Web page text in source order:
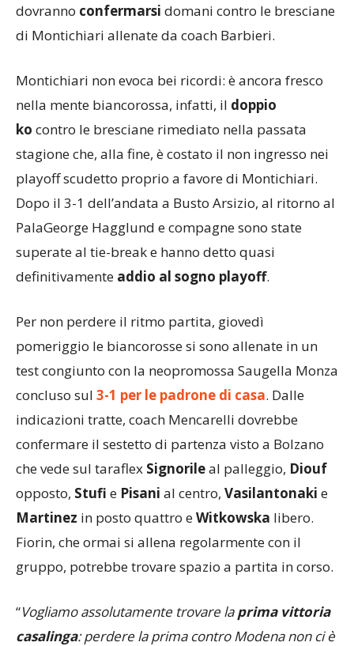
dovranno confermarsi domani contro le bresciane
di Montichiari allenate da coach Barbieri.
Montichiari non evoca bei ricordi: è ancora fresco
nella mente biancorossa, infatti, il doppio
ko contro le bresciane rimediato nella passata
stagione che, alla fine, è costato il non ingresso nei
playoff scudetto proprio a favore di Montichiari.
Dopo il 3-1 dell’andata a Busto Arsizio, al ritorno al
PalaGeorge Hagglund e compagne sono state
superate al tie-break e hanno detto quasi
definitivamente addio al sogno playoff.
Per non perdere il ritmo partita, giovedì
pomeriggio le biancorosse si sono allenate in un
test congiunto con la neopromossa Saugella Monza
concluso sul 3-1 per le padrone di casa. Dalle
indicazioni tratte, coach Mencarelli dovrebbe
confermare il sestetto di partenza visto a Bolzano
che vede sul taraflex Signorileal palleggio, Diouf
opposto, Stufi e Pisani al centro, Vasilantonaki e
Martinez in posto quattro eWitkowska libero.
Fiorin, che ormai si allena regolarmente con il
gruppo, potrebbe trovare spazio a partita in corso.
“Vogliamo assolutamente trovare laprima vittoria
casalinga: perdere la prima contro Modena non ci è